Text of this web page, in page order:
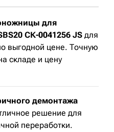
для
СК-0041256 JS для
выгодной цене. Точную
складе и цену
демонтажа
решение для
переработки.